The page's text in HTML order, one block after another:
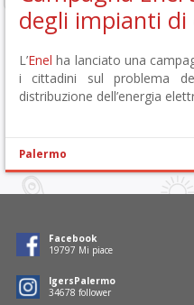
degli impianti
L’Enel ha lanciato una
i cittadini sul problema
distribuzione dell’energia
Palermo
Facebook
19797 Mi piace
IgersPalermo
34678 follower